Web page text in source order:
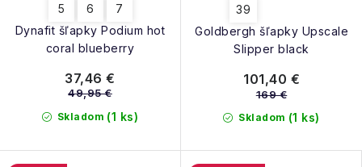
Dynafit šľapky Podium hot
coral blueberry
5 6 7
Skladom (1 ks)
37,46 €
49,95 €
Goldbergh šľapky Upscale
Slipper black
39
Skladom (1 ks)
101,40 €
169 €